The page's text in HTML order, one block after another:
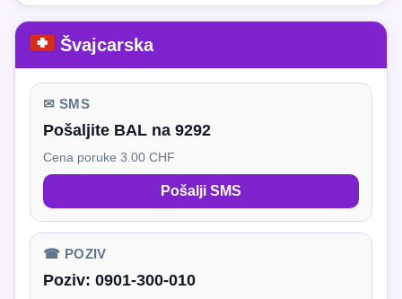
Švajcarska
✉ SMS
Pošaljite BAL na 9292
Cena poruke 3.00 CHF
Pošalji SMS
☎ POZIV
Poziv: 0901-300-010